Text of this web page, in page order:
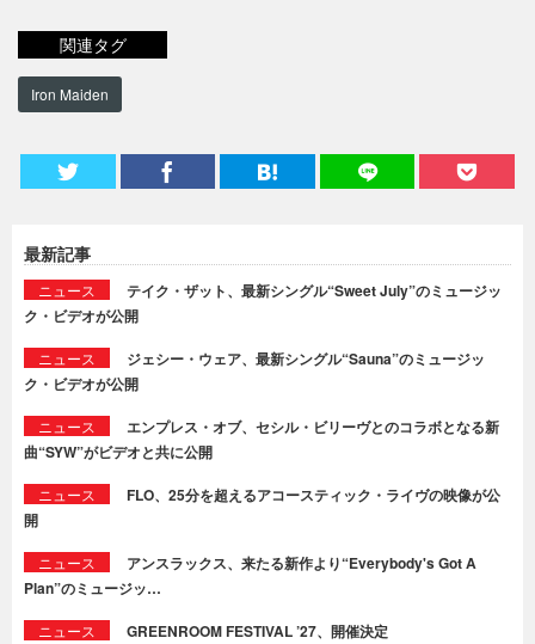
関連タグ
Iron Maiden
最新記事
ニュース
テイク・ザット、最新シングル“Sweet July”のミュージッ
ク・ビデオが公開
ニュース
ジェシー・ウェア、最新シングル“Sauna”のミュージッ
ク・ビデオが公開
ニュース
エンプレス・オブ、セシル・ビリーヴとのコラボとなる新
曲“SYW”がビデオと共に公開
ニュース
FLO、25分を超えるアコースティック・ライヴの映像が公
開
ニュース
アンスラックス、来たる新作より“Everybody's Got A
Plan”のミュージッ…
ニュース GREENROOM FESTIVAL ’27、開催決定